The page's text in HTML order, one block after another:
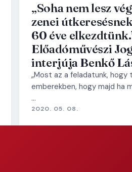
„Soha nem lesz
zenei
60 éve
Előadóművészi
interjúja Benkő
„Most az a feladatunk, hogy
emberekben, hogy majd ha
…
2020. 05. 08.